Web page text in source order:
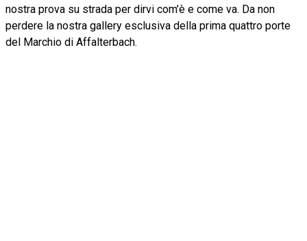
nostra prova su strada per dirvi com’è e come va. Da non
perdere la nostra gallery esclusiva della prima quattro porte
del Marchio di Affalterbach.